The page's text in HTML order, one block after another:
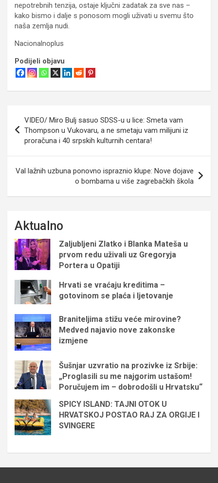
nepotrebnih tenzija, ostaje ključni zadatak za sve nas –
kako bismo i dalje s ponosom mogli uživati u svemu što
naša zemlja nudi.
Nacionalnoplus
Podijeli objavu
objava
VIDEO/ Miro Bulj sasuo SDSS-u u lice: Smeta vam
Thompson u Vukovaru, a ne smetaju vam milijuni iz
proračuna i 40 srpskih kulturnih centara!
Val lažnih uzbuna ponovno ispraznio klupe: Nove dojave
o bombama u više zagrebačkih škola
Aktualno
Zaljubljeni Zlatko i Blanka Mateša u
prvom redu uživali uz Gregoryja
Portera u Opatiji
Hrvati se vraćaju kreditima –
gotovinom se plaća i ljetovanje
Braniteljima stižu veće mirovine?
Medved najavio nove zakonske
izmjene
Šušnjar uzvratio na prozivke iz Srbije:
„Proglasili su me najgorim ustašom!
Poručujem im – dobrodošli u Hrvatsku“
SPICY ISLAND: TAJNI OTOK U
HRVATSKOJ POSTAO RAJ ZA ORGIJE I
SVINGERE